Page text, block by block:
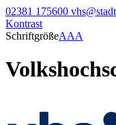
02381 175600
Kontrast
SchriftgrößeAAA